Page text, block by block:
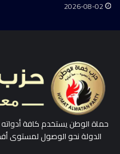
2026-08-02
حماة الوطن يستخدم كافة
الدولة نحو الوصول لمستوى